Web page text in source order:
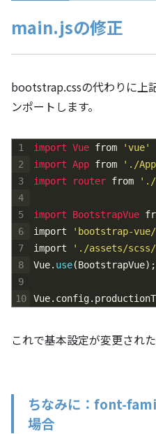
main.jsの修正
bootstrap.cssの代わりに上
ンポートします。
1
2
3
4
5
6
7
8
9
10
import Vue from
'vue'
import App from
'./
import
router from './
import BootstrapVue
import
'bootstrap-
import
'./assets/scss/
Vue. use(BootstrapVue) ;
Vue. config.
これで基本設定が変更され
ちなみに：font-
場合